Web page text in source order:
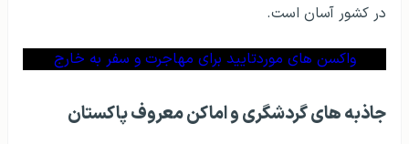
در کشور آسان است.
واکسن های موردتایید برای مهاجرت و سفر به خارج
جاذبه‌ های گردشگری و اماکن معروف پاکستان